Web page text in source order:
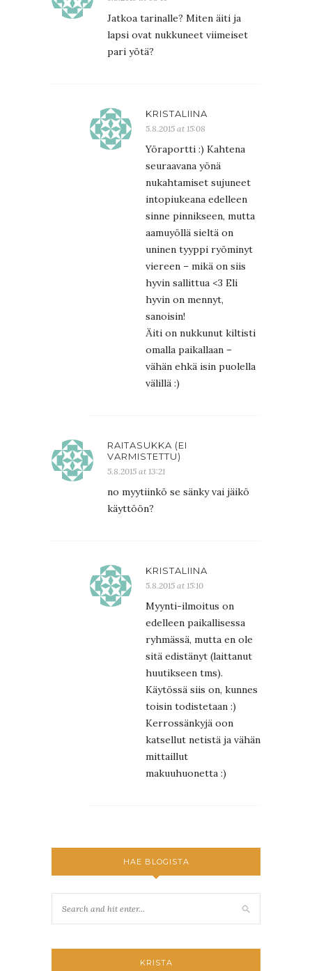
Jatkoa tarinalle? Miten äiti ja
lapsi ovat nukkuneet viimeiset
pari yötä?
KRISTALIINA
5.8.2015 at 15:08
Yöraportti :) Kahtena
seuraavana yönä
nukahtamiset sujuneet
intopiukeana edelleen
sinne pinnikseen, mutta
aamuyöllä sieltä on
uninen tyyppi ryöminyt
viereen – mikä on siis
hyvin sallittua <3 Eli
hyvin on mennyt,
sanoisin!
Äiti on nukkunut kiltisti
omalla paikallaan –
vähän ehkä isin puolella
välillä :)
RAITASUKKA (EI
VARMISTETTU)
5.8.2015 at 13:21
no myytiinkö se sänky vai jäikö
käyttöön?
KRISTALIINA
5.8.2015 at 15:10
Myynti-ilmoitus on
edelleen paikallisessa
ryhmässä, mutta en ole
sitä edistänyt (laittanut
huutikseen tms).
Käytössä siis on, kunnes
toisin todistetaan :)
Kerrossänkyjä oon
katsellut netistä ja vähän
mittaillut
makuuhuonetta :)
HAE BLOGISTA
KRISTA